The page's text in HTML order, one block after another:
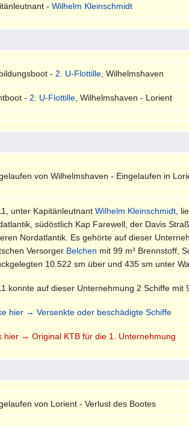
-Wilhelm Kleinschmidt
- 2. U-Flottille , Wilhelmshaven
- 2. U-Flottille , Wilhelmshaven - Lorient
von Wilhelmshaven - Eingelaufen in
unter KapitänleutnantWilhelm Kleinschmidt ,
südöstlich Kap Farewell, der Davis
Nordatlantik. Es gehörte auf dieser
Versorger Belchen mit 99 m³ Brennstoff,
10.522 sm über und 435 sm unter
konnte auf dieser Unternehmung 2 Schiffe
hier → Versenkte oder beschädigte Schiffe
hier → Original KTB für die 1. Unternehmung
von Lorient - Verlust des Bootes